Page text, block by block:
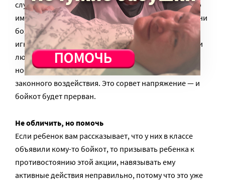
слушают, просто трусят». Когда люди слышат то, что
им или не приходило в голову, или приходило, но они
боялись признать, — они уже не могут это
игнорировать. Ситуация перестанет быть скрытой, и
люди, объявившие бойкот, не смогут по-прежнему
носить маску благородного, справедливого,
законного воздействия. Это сорвет напряжение — и
бойкот будет прерван.
Не обличить, но помочь
Если ребенок вам рассказывает, что у них в классе
объявили кому-то бойкот, то призывать ребенка к
противостоянию этой акции, навязывать ему
активные действия неправильно, потому что это уже